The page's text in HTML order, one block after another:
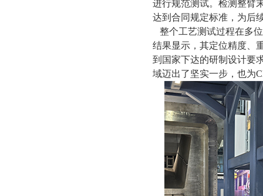
进行规范测试。检测整臂
达到合同规定标准，为后
整个工艺测试过程在多
结果显示，其定位精度、
到国家下达的研制设计要
域迈出了坚实一步，也为